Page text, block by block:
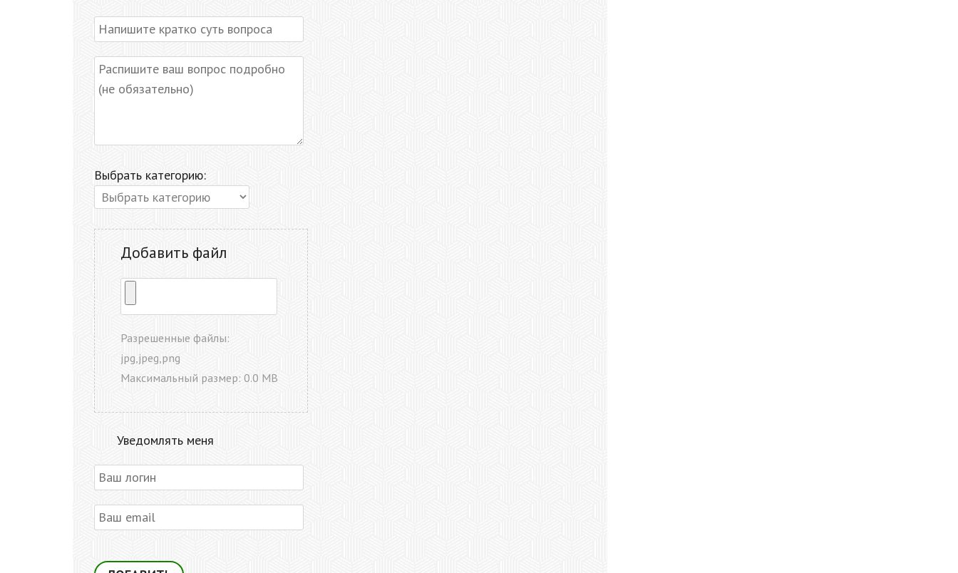
Выбрать категорию:
Добавить файл
Разрешенные файлы:
jpg,jpeg,png
Максимальный размер: 0.0 MB
Уведомлять меня